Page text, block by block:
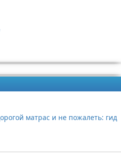
матрас и не пожалеть: гид